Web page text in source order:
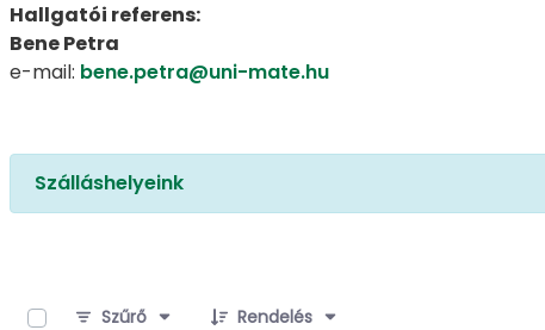
Hallgatói referens:
Bene Petra
e-mail: bene.petra@uni-mate.hu
Szálláshelyeink
Szűrő
Rendelés